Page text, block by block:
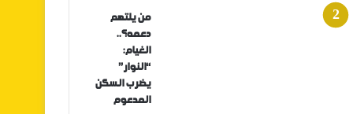
من يلتهم
دعمه؟..
الغيام:
“النوار”
يضرب السكن
المدعوم